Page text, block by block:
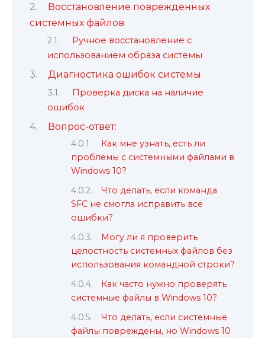
Восстановление поврежденных
системных файлов
Ручное восстановление с
использованием образа системы
Диагностика ошибок системы
Проверка диска на наличие
ошибок
Вопрос-ответ:
Как мне узнать, есть ли
проблемы с системными файлами в
Windows 10?
Что делать, если команда
SFC не смогла исправить все
ошибки?
Могу ли я проверить
целостность системных файлов без
использования командной строки?
Как часто нужно проверять
системные файлы в Windows 10?
Что делать, если системные
файлы повреждены, но Windows 10